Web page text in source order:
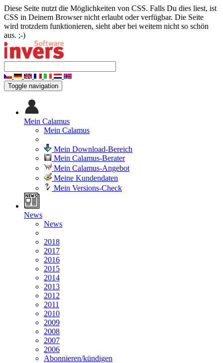
Diese Seite nutzt die Möglichkeiten von CSS. Falls Du dies liest, ist
CSS in Deinem Browser nicht erlaubt oder verfügbar. Die Seite
wird trotzdem funktionieren, sieht aber bei weitem nicht so schön
aus. ;-)
Toggle navigation
Mein Calamus
Mein Calamus
Mein Download-Bereich
Mein Calamus-Berater
Mein Calamus-Angebot
Meine Kundendaten
Mein Versions-Check
News
News
2018
2017
2016
2015
2014
2013
2012
2011
2010
2009
2008
2007
2006
Abonnieren/kündigen